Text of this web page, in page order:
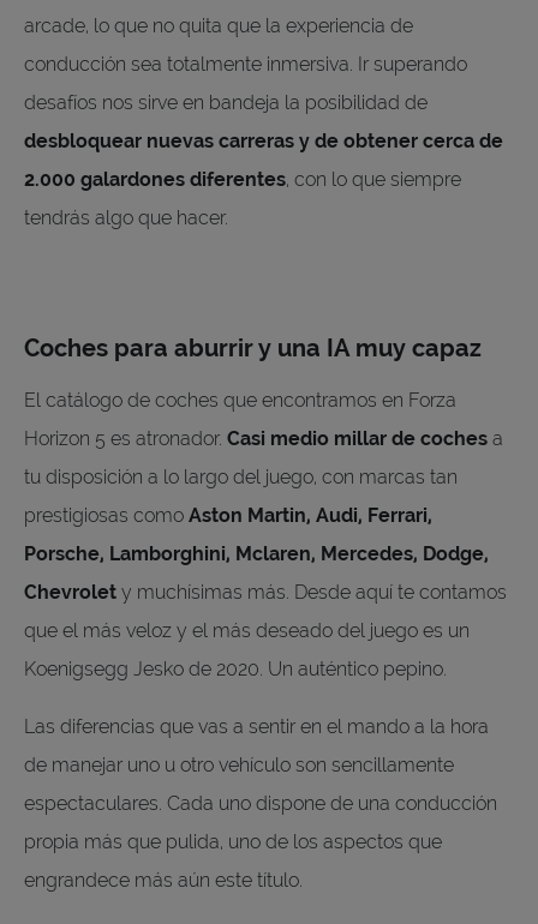
arcade, lo que no quita que la experiencia de
conducción sea totalmente inmersiva. Ir superando
desafíos nos sirve en bandeja la posibilidad de
desbloquear nuevas carreras y de obtener cerca de
2.000 galardones diferentes, con lo que siempre
tendrás algo que hacer.
Coches para aburrir y una IA muy capaz
El catálogo de coches que encontramos en Forza
Horizon 5 es atronador. Casi medio millar de coches a
tu disposición a lo largo del juego, con marcas tan
prestigiosas como Aston Martin, Audi, Ferrari,
Porsche, Lamborghini, Mclaren, Mercedes, Dodge,
Chevrolet y muchísimas más. Desde aquí te contamos
que el más veloz y el más deseado del juego es un
Koenigsegg Jesko de 2020. Un auténtico pepino.
Las diferencias que vas a sentir en el mando a la hora
de manejar uno u otro vehículo son sencillamente
espectaculares. Cada uno dispone de una conducción
propia más que pulida, uno de los aspectos que
engrandece más aún este título.